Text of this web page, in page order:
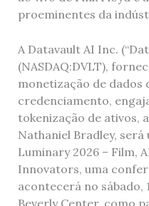
proeminentes da
A Datavault AI Inc.
(NASDAQ:DVLT),
monetização de dados
credenciamento,
tokenização de ativos,
Nathaniel Bradley,
Luminary 2026 – Film,
Innovators, uma
acontecerá no sábado,